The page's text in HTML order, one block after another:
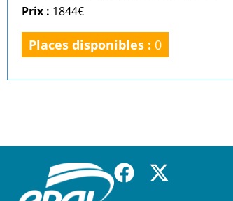
Prix : 1844€
Places disponibles : 0